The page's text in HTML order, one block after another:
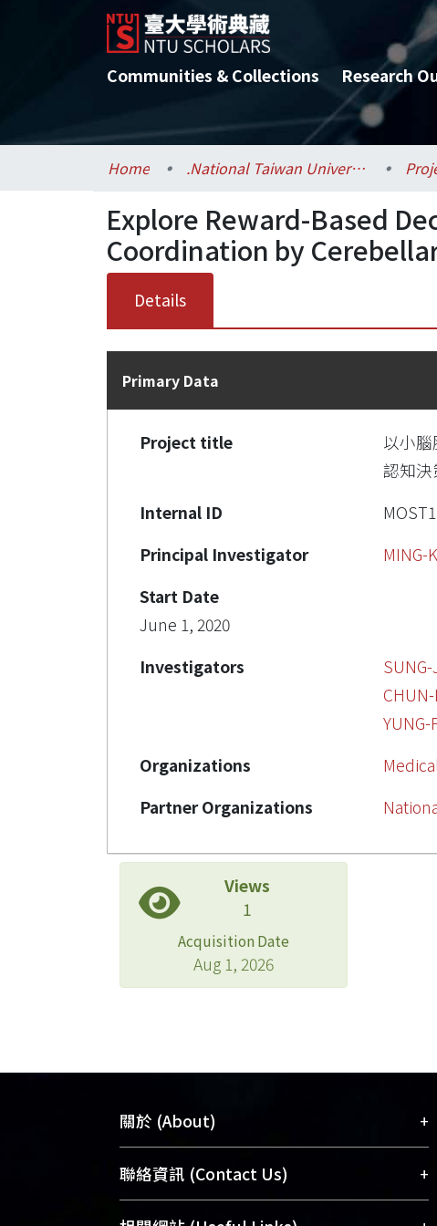
Communities & Collections Research
Home .National Taiwan University / 國立臺灣大學
Explore Reward-Based
Coordination by
Details
Primary Data
Project title
以小
認知
Internal ID
Principal Investigator
MING-
Start Date
June 1, 2020
Investigators
CHUN-
YUNG-
Organizations
Partner Organizations
Views
1
Acquisition Date
Aug 1, 2026
關於 (About) +
臺大位居世界頂尖大學之列，為永久珍藏
及向國際展現本校豐碩的研究成果及學術
能量，圖書館整合機構典藏（NTUR）與學
聯絡資訊 (Contact Us) +